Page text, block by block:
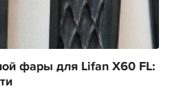
фары для Lifan X60 FL: